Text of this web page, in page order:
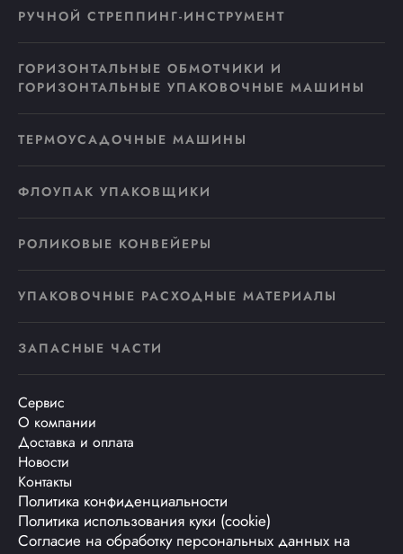
РУЧНОЙ СТРЕППИНГ-ИНСТРУМЕНТ
ГОРИЗОНТАЛЬНЫЕ ОБМОТЧИКИ И
ГОРИЗОНТАЛЬНЫЕ УПАКОВОЧНЫЕ МАШИНЫ
ТЕРМОУСАДОЧНЫЕ МАШИНЫ
ФЛОУПАК УПАКОВЩИКИ
РОЛИКОВЫЕ КОНВЕЙЕРЫ
УПАКОВОЧНЫЕ РАСХОДНЫЕ МАТЕРИАЛЫ
ЗАПАСНЫЕ ЧАСТИ
Сервис
О компании
Доставка и оплата
Новости
Контакты
Политика конфиденциальности
Политика использования куки (cookie)
Согласие на обработку персональных данных на